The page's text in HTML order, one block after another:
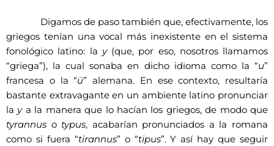
Digamos de paso también que, efectivamente, los
griegos tenían una vocal más inexistente en el sistema
fonológico latino: la y (que, por eso, nosotros llamamos
“griega”), la cual sonaba en dicho idioma como la “u”
francesa o la “ü” alemana. En ese contexto, resultaría
bastante extravagante en un ambiente latino pronunciar
la ya la manera que lo hacían los griegos, de modo que
tyrannus o typus, acabarían pronunciados a la romana
como si fuera “tirannus” o “tipus”. Y así hay que seguir